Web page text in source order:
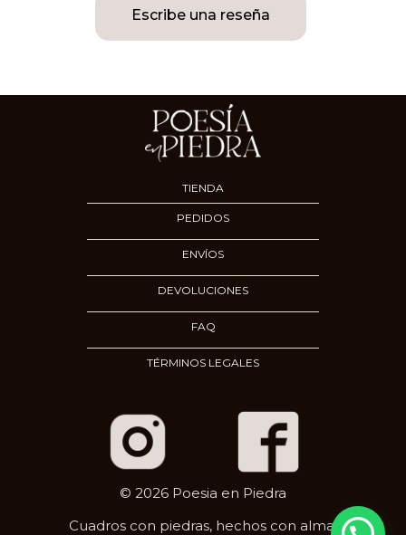
Escribe una reseña
TIENDA
PEDIDOS
ENVÍOS
DEVOLUCIONES
FAQ
TÉRMINOS LEGALES
© 2026 Poesia en Piedra
Cuadros con piedras, hechos con alma.